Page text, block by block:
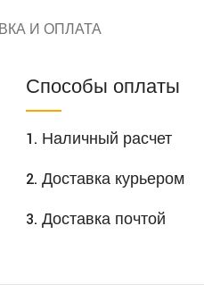
И ОПЛАТА
Способы оплаты
1. Наличный расчет
2. Доставка курьером
3. Доставка почтой